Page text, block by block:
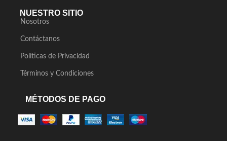
NUESTRO SITIO
Nosotros
Contáctanos
Políticas de Privacidad
Términos y Condiciones
MÉTODOS DE PAGO